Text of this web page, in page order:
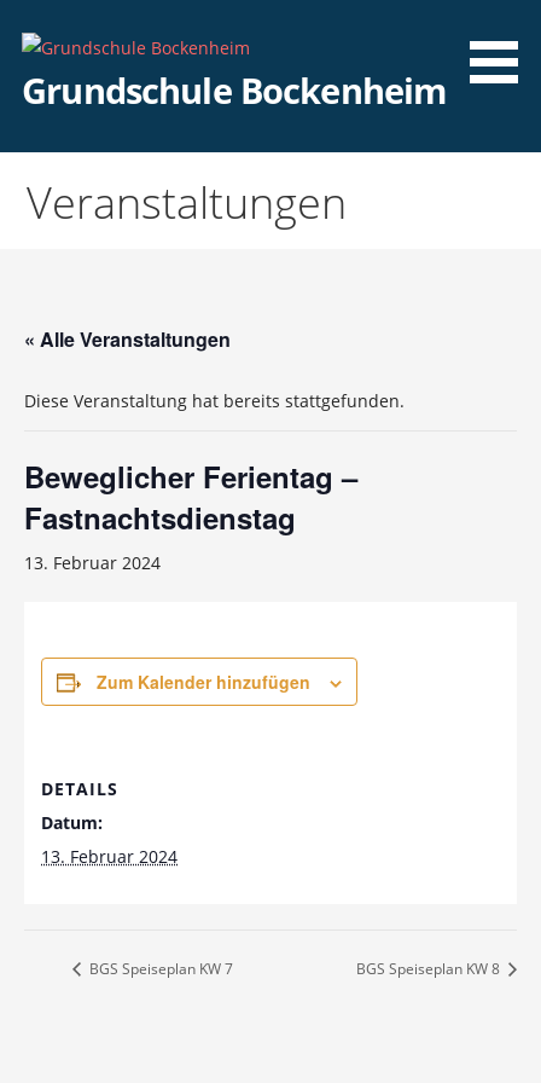
Inhalt
springen
Grundschule Bockenheim
Veranstaltungen
« Alle Veranstaltungen
Diese Veranstaltung hat bereits stattgefunden.
Beweglicher Ferientag –
Fastnachtsdienstag
13. Februar 2024
Zum Kalender hinzufügen
DETAILS
Datum:
13. Februar 2024
BGS Speiseplan KW 7 BGS Speiseplan KW 8